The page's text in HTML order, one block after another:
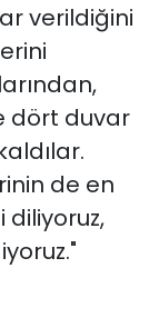
verildiğini
dört duvar
de en
diliyoruz,